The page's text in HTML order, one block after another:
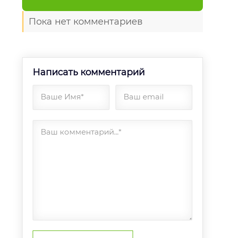
Пока нет комментариев
Написать комментарий
Ваше Имя* Ваш email
Ваш комментарий...*